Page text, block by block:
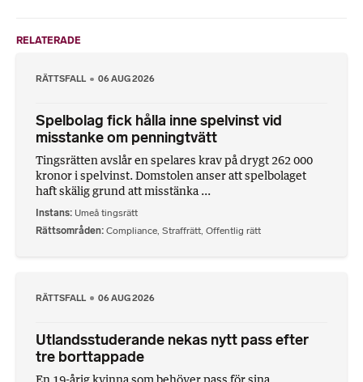
RELATERADE
RÄTTSFALL 06 AUG 2026
Spelbolag fick hålla inne spelvinst vid
misstanke om penningtvätt
Tingsrätten avslår en spelares krav på drygt 262 000
kronor i spelvinst. Domstolen anser att spelbolaget
haft skälig grund att misstänka ...
Instans Umeå tingsrätt
Rättsområden Compliance, Straffrätt, Offentlig rätt
RÄTTSFALL 06 AUG 2026
Utlandsstuderande nekas nytt pass efter
tre borttappade